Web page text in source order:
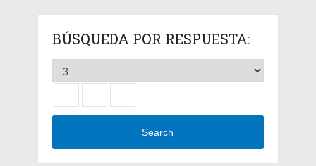
BÚSQUEDA POR RESPUESTA:
Search